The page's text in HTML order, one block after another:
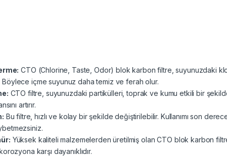
CTO (Chlorine, Taste, Odor) blok karbon filtre, suyunuzdaki
içme suyunuz daha temiz ve ferah olur.
CTO filtre, suyunuzdaki partikülleri, toprak ve kumu etkili bir
artırır.
Bu filtre, hızlı ve kolay bir şekilde değiştirilebilir. Kullanımı son
Yüksek kaliteli malzemelerden üretilmiş olan CTO blok karbon
karşı dayanıklıdır.